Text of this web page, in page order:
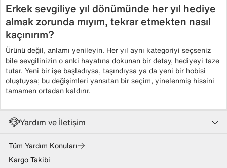
Erkek sevgiliye yıl dönümünde her yıl hediye
almak zorunda mıyım, tekrar etmekten nasıl
kaçınırım?
Ürünü değil, anlamı yenileyin. Her yıl aynı kategoriyi seçseniz
bile sevgilinizin o anki hayatına dokunan bir detay, hediyeyi taze
tutar. Yeni bir işe başladıysa, taşındıysa ya da yeni bir hobisi
oluştuysa; bu değişimleri yansıtan bir seçim, yinelenmiş hissini
tamamen ortadan kaldırır.
Yardım ve İletişim
Tüm Yardım Konuları
Kargo Takibi